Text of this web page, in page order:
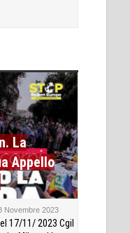
La
Appello
Novembre 2023
17/11/ 2023 Cgil